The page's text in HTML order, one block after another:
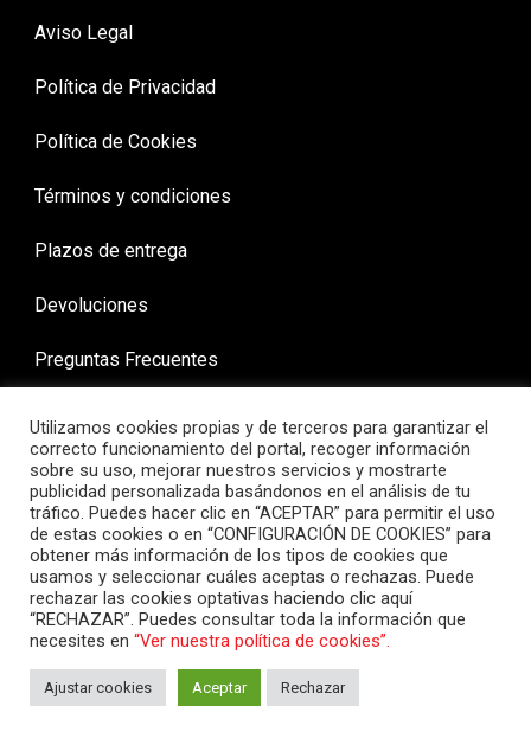
Aviso Legal
Política de Privacidad
Política de Cookies
Términos y condiciones
Plazos de entrega
Devoluciones
Preguntas Frecuentes
Utilizamos cookies propias y de terceros para garantizar el
correcto funcionamiento del portal, recoger información
sobre su uso, mejorar nuestros servicios y mostrarte
publicidad personalizada basándonos en el análisis de tu
tráfico. Puedes hacer clic en “ACEPTAR” para permitir el uso
de estas cookies o en “CONFIGURACIÓN DE COOKIES” para
obtener más información de los tipos de cookies que
usamos y seleccionar cuáles aceptas o rechazas. Puede
rechazar las cookies optativas haciendo clic aquí
“RECHAZAR”. Puedes consultar toda la información que
necesites en “Ver nuestra política de cookies”.
Ajustar cookies Aceptar Rechazar